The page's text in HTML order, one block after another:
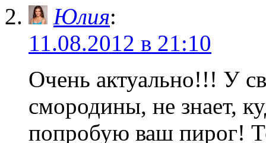
Юлия:
11.08.2012 в 21:10
Очень актуально!!! У
смородины, не знает,
попробую ваш пирог!